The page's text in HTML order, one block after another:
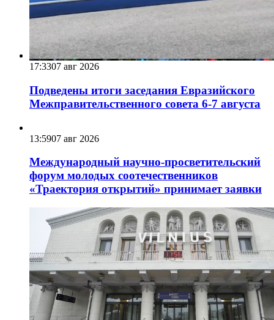
17:3307 авг 2026
Подведены итоги заседания Евразийского
Межправительственного совета 6-7 августа
13:5907 авг 2026
Международный научно-просветительский
форум молодых соотечественников
«Траектория открытий» принимает заявки